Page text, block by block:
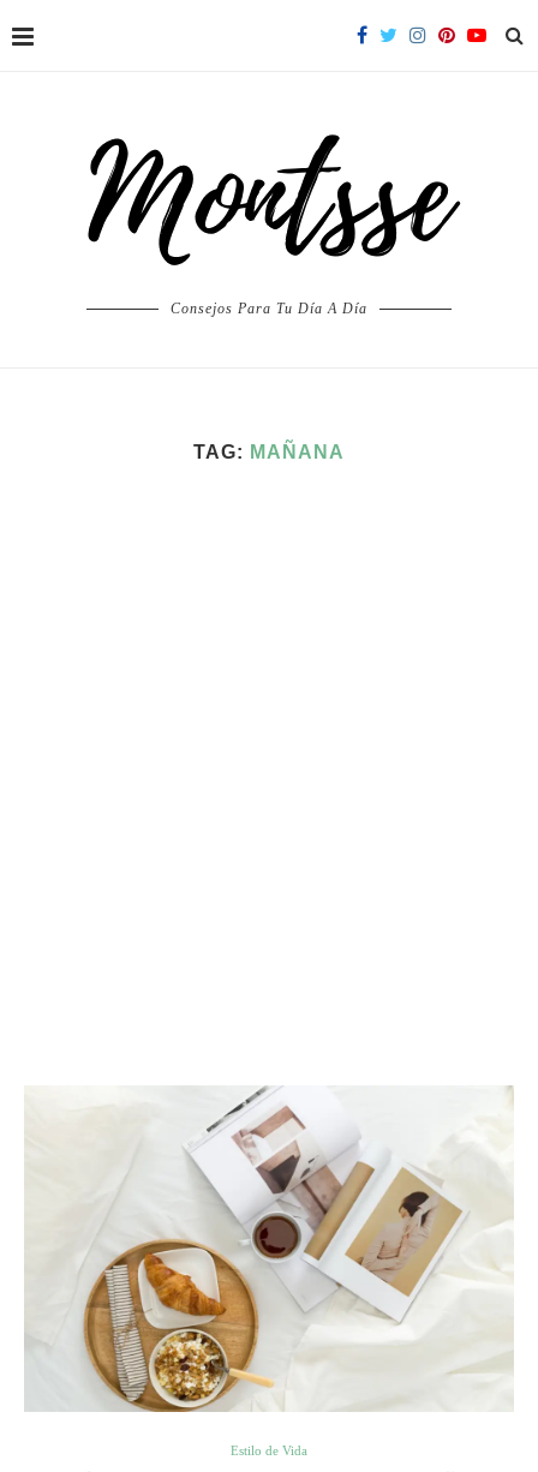
Consejos Para Tu Día A Día
TAG: MAÑANA
Estilo de Vida